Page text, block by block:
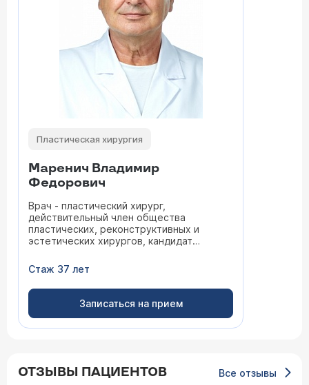
Пластическая хирургия
Маренич Владимир
Федорович
Врач - пластический хирург,
действительный член общества
пластических, реконструктивных и
эстетических хирургов, кандидат
Стаж 37 лет
Записаться на прием
ОТЗЫВЫ ПАЦИЕНТОВ Все отзывы